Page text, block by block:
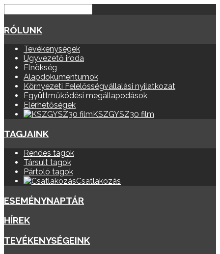
RÓLUNK
Tevékenységek
Ügyvezető iroda
Elnökség
Alapdokumentumok
Környezeti Felelősségvállalási nyilatkozat
Együttműködési megállapodások
Elérhetőségek
KSZGYSZ30 film
TAGJAINK
Rendes tagok
Társult tagok
Pártoló tagok
Csatlakozás
ESEMÉNYNAPTÁR
HÍREK
TEVÉKENYSÉGEINK